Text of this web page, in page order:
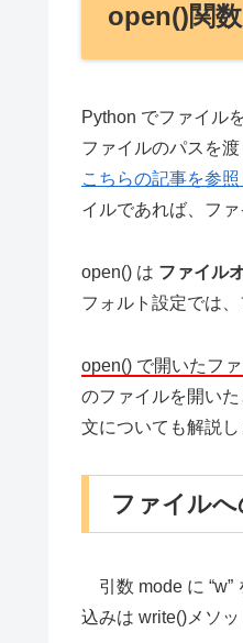
open()関
Python でファイル
ファイルのパスを
こちらの記事を参
イルであれば、フ
open() は ファイル
フォルト設定では、
open() で開いたフ
のファイルを開い
文についても解説し
ファイル
引数 mode に “w”
込みは write()メソッ